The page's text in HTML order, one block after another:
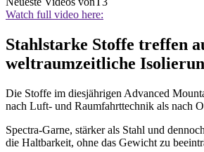
Watch full video here:
Stahlstarke Stoffe treffen
weltraumzeitliche
Die Stoffe im diesjährigen Advanced
nach Luft- und Raumfahrttechnik als nach
Spectra-Garne, stärker als Stahl und
die Haltbarkeit, ohne das Gewicht zu